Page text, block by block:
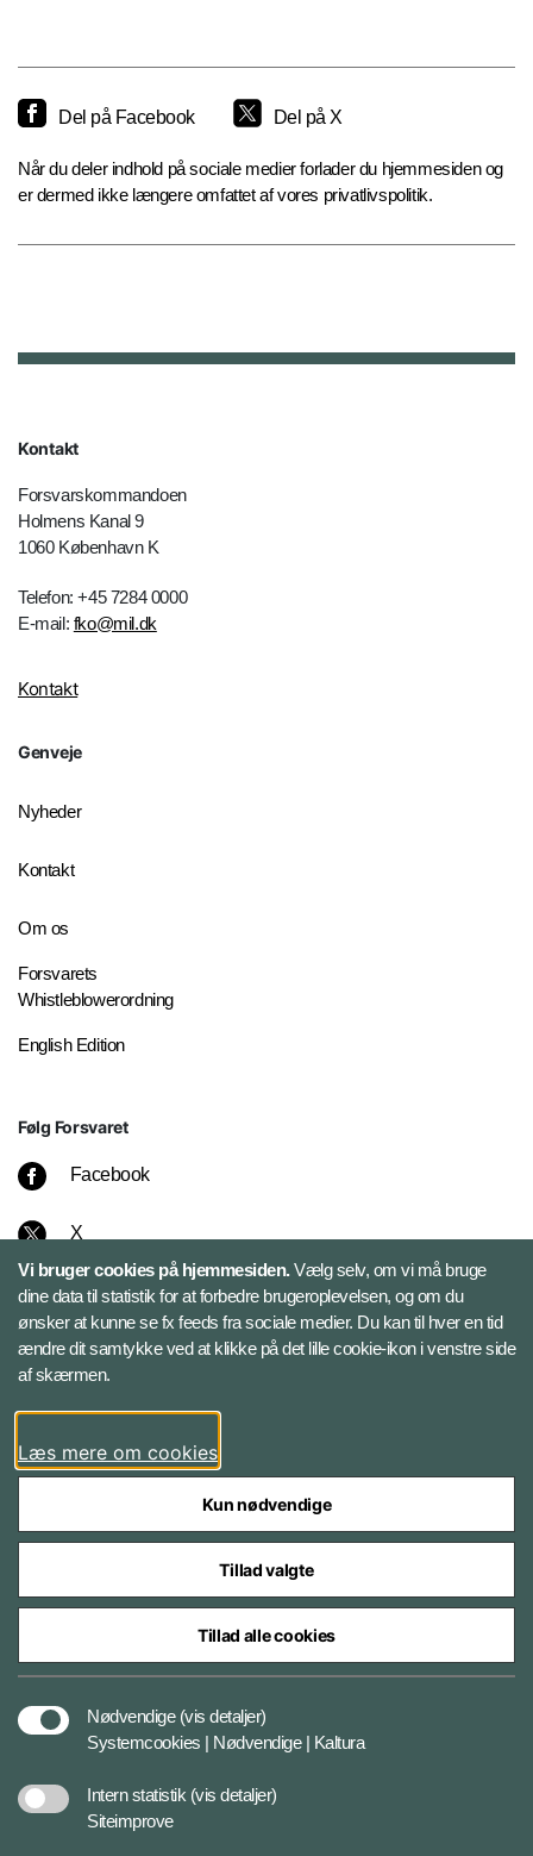
Del på Facebook Del på X
Når du deler indhold på sociale medier forlader du hjemmesiden og
er dermed ikke længere omfattet af vores privatlivspolitik.
Kontakt
Forsvarskommandoen
Holmens Kanal 9
1060 København K
Telefon: +45 7284 0000
E-mail: fko@mil.dk
Kontakt
Genveje
Nyheder
Kontakt
Om os
Forsvarets
Whistleblowerordning
English Edition
Følg Forsvaret
Facebook
X
Instagram
Bluesky
LinkedIn
Styrelser og myndigheder under Forsvarsministeriet
Vi bruger cookies på hjemmesiden.Vælg selv, om vi må bruge
dine data til statistik for at forbedre brugeroplevelsen, og om du
ønsker at kunne se fx feeds fra sociale medier. Du kan til hver en tid
ændre dit samtykke ved at klikke på det lille cookie-ikon i venstre side
af skærmen.
Læs mere om cookies
Kun nødvendige
Tillad valgte
Tillad alle cookies
Nødvendige (vis detaljer)
Systemcookies | Nødvendige | Kaltura
Intern statistik (vis detaljer)
Siteimprove